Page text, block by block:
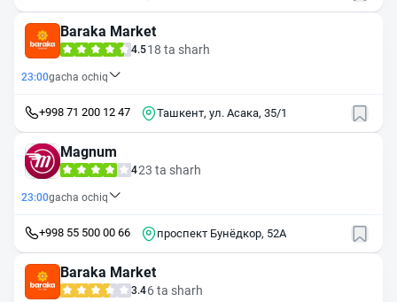
Baraka Market
4.518 ta sharh
23:00gacha ochiq
+998 71 200 12 47 Ташкент, ул. Асака, 35/1
Magnum
423 ta sharh
23:00gacha ochiq
+998 55 500 00 66 проспект Бунёдкор, 52А
Baraka Market
3.46 ta sharh